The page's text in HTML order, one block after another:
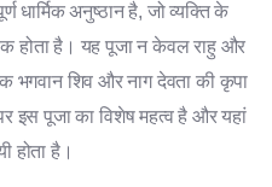
धार्मिक अनुष्ठान है, जो व्यक्ति के
होता है। यह पूजा न केवल राहु और
भगवान शिव और नाग देवता की कृपा
इस पूजा का विशेष महत्व है और यहां
होता है।